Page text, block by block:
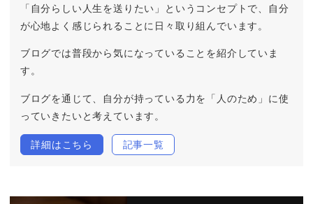
「自分らしい人生を送りたい」というコンセプトで、自分
が心地よく感じられることに日々取り組んでいます。
ブログでは普段から気になっていることを紹介していま
す。
ブログを通じて、自分が持っている力を「人のため」に使
っていきたいと考えています。
詳細はこちら 記事一覧